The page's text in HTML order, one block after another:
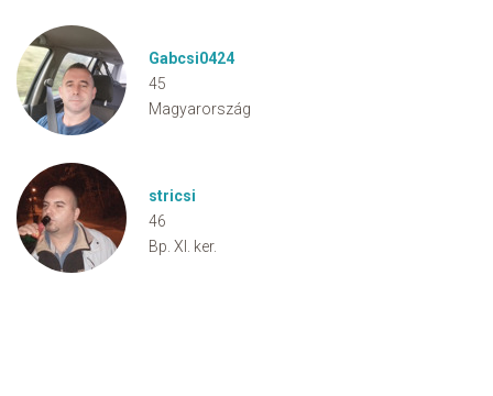
Gabcsi0424
45
Magyarország
stricsi
46
Bp. XI. ker.